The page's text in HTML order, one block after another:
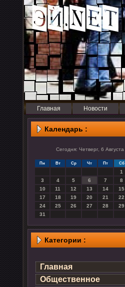
Главная Новости
Календарь :
Сегодня: Четверг, 6 Августа
Пн Вт Ср Чт Пт Сб
1
3
4 5 6 7 8
10
11 12 13 14 15
17
18 19 20 21 22
24
25 26 27 28 29
31
Категории :
Главная
Общественное